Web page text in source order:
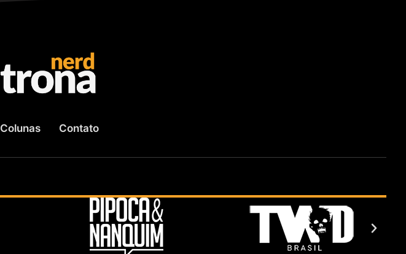
Colunas Contato